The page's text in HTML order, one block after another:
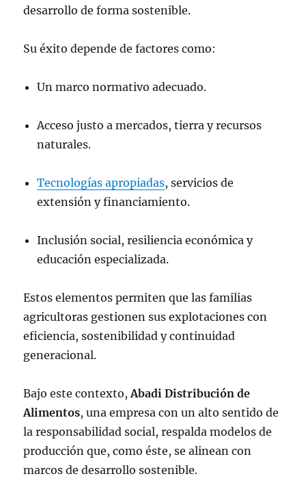
desarrollo de forma sostenible.
Su éxito depende de factores como:
Un marco normativo adecuado.
Acceso justo a mercados, tierra y recursos
naturales.
Tecnologías apropiadas, servicios de
extensión y financiamiento.
Inclusión social, resiliencia económica y
educación especializada.
Estos elementos permiten que las familias
agricultoras gestionen sus explotaciones con
eficiencia, sostenibilidad y continuidad
generacional.
Bajo este contexto,Abadi Distribución de
Alimentos, una empresa con un alto sentido de
la responsabilidad social, respalda modelos de
producción que, como éste, se alinean con
marcos de desarrollo sostenible.